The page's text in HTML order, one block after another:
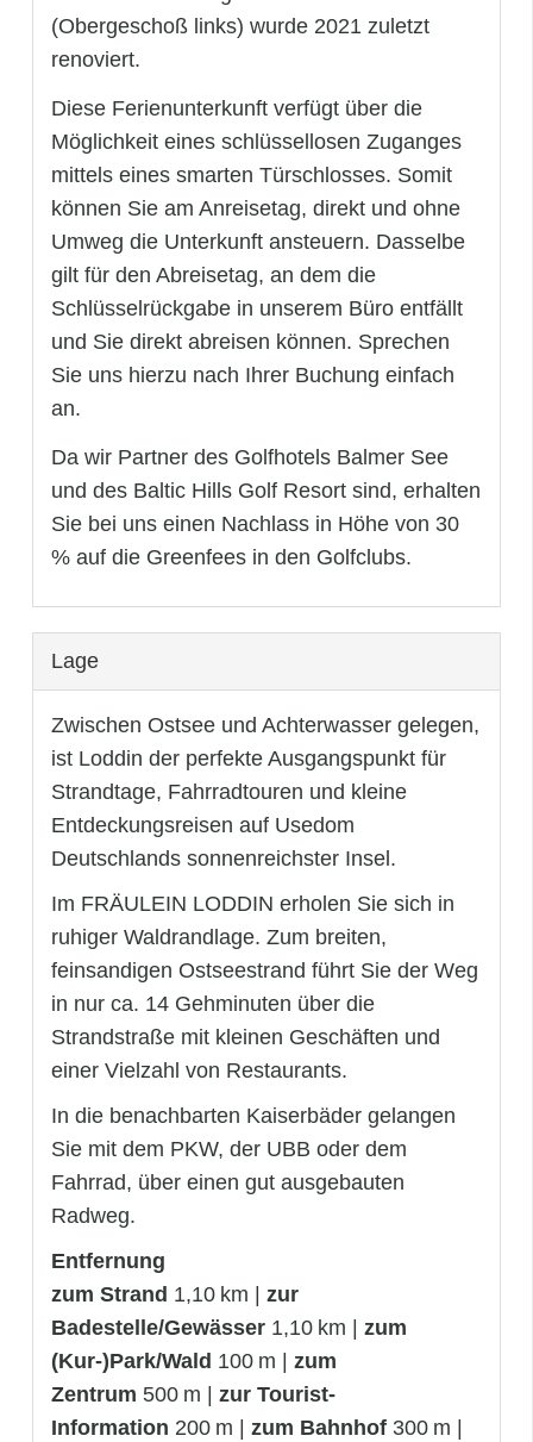
(Obergeschoß links) wurde 2021 zuletzt
renoviert.
Diese Ferienunterkunft verfügt über die
Möglichkeit eines schlüssellosen Zuganges
mittels eines smarten Türschlosses. Somit
können Sie am Anreisetag, direkt und ohne
Umweg die Unterkunft ansteuern. Dasselbe
gilt für den Abreisetag, an dem die
Schlüsselrückgabe in unserem Büro entfällt
und Sie direkt abreisen können. Sprechen
Sie uns hierzu nach Ihrer Buchung einfach
an.
Da wir Partner des Golfhotels Balmer See
und des Baltic Hills Golf Resort sind, erhalten
Sie bei uns einen Nachlass in Höhe von 30
% auf die Greenfees in den Golfclubs.
Lage
Zwischen Ostsee und Achterwasser gelegen,
ist Loddin der perfekte Ausgangspunkt für
Strandtage, Fahrradtouren und kleine
Entdeckungsreisen auf Usedom
Deutschlands sonnenreichster Insel.
Im FRÄULEIN LODDIN erholen Sie sich in
ruhiger Waldrandlage. Zum breiten,
feinsandigen Ostseestrand führt Sie der Weg
in nur ca. 14 Gehminuten über die
Strandstraße mit kleinen Geschäften und
einer Vielzahl von Restaurants.
In die benachbarten Kaiserbäder gelangen
Sie mit dem PKW, der UBB oder dem
Fahrrad, über einen gut ausgebauten
Radweg.
Entfernung
zum Strand 1,10 km | zur
Badestelle/Gewässer 1,10 km | zum
(Kur-)Park/Wald 100 m | zum
Zentrum 500 m | zur Tourist-
Information 200 m | zum Bahnhof 300 m |